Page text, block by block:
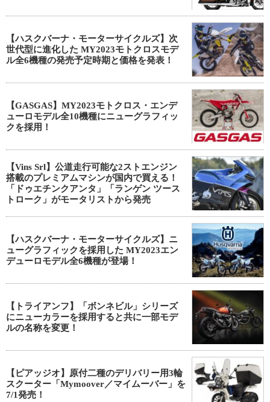
【ハスクバーナ・モーターサイクルズ】次
世代型に進化した MY2023モトクロスモデ
ル全6機種の発売予定時期と価格を発表！
【GASGAS】MY2023モトクロス・エンデ
ューロモデル全10機種にニューグラフィッ
クを採用！
【Vins Srl】公道走行可能な2ストエンジン
搭載のプレミアムマシンが国内で買える！
「ドゥエチンクアンタ」「ランゲン ツース
トローク」がモータリストから発売
【ハスクバーナ・モーターサイクルズ】ニ
ューグラフィックを採用した MY2023エン
デューロモデル全6機種が登場！
【トライアンフ】「ボンネビル」シリーズ
にニューカラーを採用すると共に一部モデ
ルの名称を変更！
【ピアッジオ】原付二種のデリバリー用3輪
スクーター「Mymoover／マイムーバー」を
7/1発売！